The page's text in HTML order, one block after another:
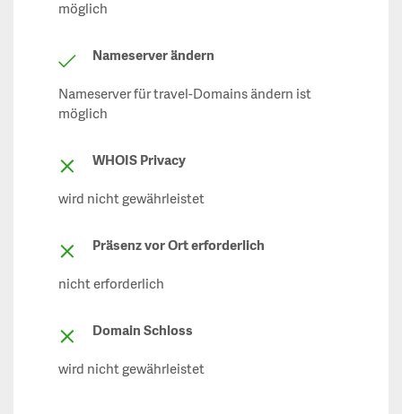
möglich
Nameserver ändern
Nameserver für travel-Domains ändern ist
möglich
WHOIS Privacy
wird nicht gewährleistet
Präsenz vor Ort erforderlich
nicht erforderlich
Domain Schloss
wird nicht gewährleistet